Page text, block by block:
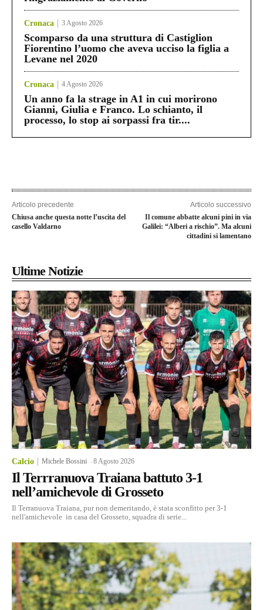
Cronaca 3 Agosto 2026
Scomparso da una struttura di Castiglion
Fiorentino l’uomo che aveva ucciso la figlia a
Levane nel 2020
Cronaca 4 Agosto 2026
Un anno fa la strage in A1 in cui morirono
Gianni, Giulia e Franco. Lo schianto, il
processo, lo stop ai sorpassi fra tir....
Articolo precedente
Chiusa anche questa notte l’uscita del
casello Valdarno
Articolo successivo
Il comune abbatte alcuni pini in via
Galilei: “Alberi a rischio”. Ma alcuni
cittadini si lamentano
Ultime Notizie
Calcio Michele Bossini -8 Agosto 2026
Il Terrranuova Traiana battuto 3-1
nell’amichevole di Grosseto
Il Terranuova Traiana, pur non demeritando, è stata sconfitto per 3-1
nell'amichevole in casa del Grosseto, squadra di serie...